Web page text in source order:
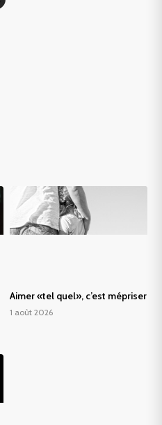
Aimer «tel quel», c’est mépriser
1 août 2026